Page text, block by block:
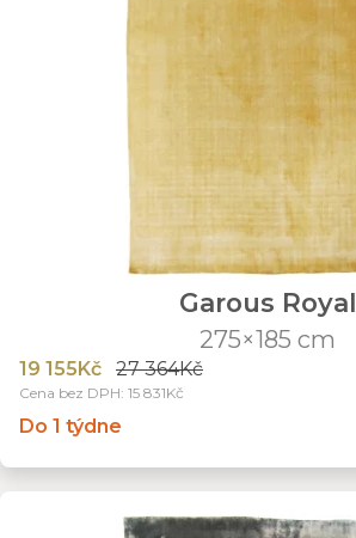
Garous Royal
275×185 cm
19 155Kč 27 364Kč
Cena bez DPH: 15 831Kč
Do 1 týdne